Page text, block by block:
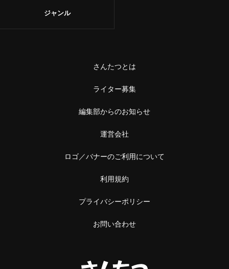
ジャンル
さんたつとは
ライター募集
編集部からのお知らせ
運営会社
ロゴ／バナーのご利用について
利用規約
プライバシーポリシー
お問い合わせ